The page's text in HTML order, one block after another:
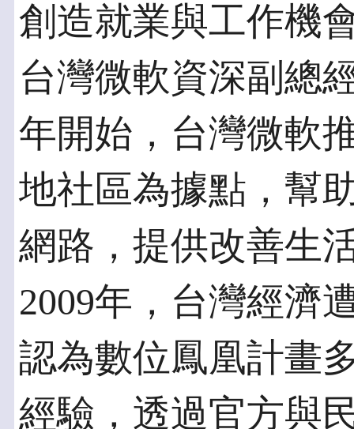
創造就業與工作機
台灣微軟資深副總
年開始，台灣微軟
地社區為據點，幫
網路，提供改善生
2009年，台灣經濟
認為數位鳳凰計畫
經驗，透過官方與